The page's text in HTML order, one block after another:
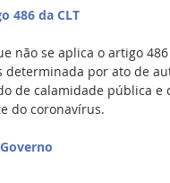
486 da CLT
não se aplica o artigo
determinada por ato de
de calamidade pública
do coronavírus.